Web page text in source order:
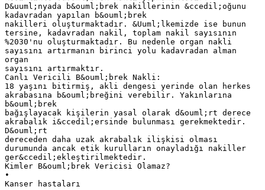
D&uuml;nyada b&ouml;brek nakillerinin &ccedil;oğunu
kadavradan yapılan b&ouml;brek
nakilleri oluşturmaktadır. &Uuml;lkemizde ise bunun
tersine, kadavradan nakil, toplam nakil sayısının
%2030'nu oluşturmaktadır. Bu nedenle organ nakli
sayısını artırmanın birinci yolu kadavradan alman
organ
sayısını artırmaktır.
Canlı Vericili B&ouml;brek Nakli:
18 yaşını bitirmiş, akli dengesi yerinde olan herkes
akrabasına b&ouml;breğini verebilir. Yakınlarına
b&ouml;brek
bağışlayacak kişilerin yasal olarak d&ouml;rt derece
akrabalık i&ccedil;ersinde bulunması gerekmektedir.
D&ouml;rt
dereceden daha uzak akrabalık ilişkisi olması
durumunda ancak etik kurulların onayladığı nakiller
ger&ccedil;ekleştirilmektedir.
Kimler B&ouml;brek Vericisi Olamaz?
•
Kanser hastaları